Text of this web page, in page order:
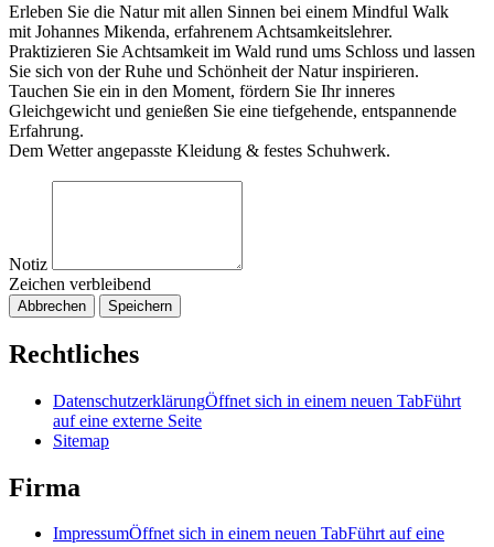
Erleben Sie die Natur mit allen Sinnen bei einem Mindful Walk
mit Johannes Mikenda, erfahrenem Achtsamkeitslehrer.
Praktizieren Sie Achtsamkeit im Wald rund ums Schloss und lassen
Sie sich von der Ruhe und Schönheit der Natur inspirieren.
Tauchen Sie ein in den Moment, fördern Sie Ihr inneres
Gleichgewicht und genießen Sie eine tiefgehende, entspannende
Erfahrung.
Dem Wetter angepasste Kleidung & festes Schuhwerk.
Notiz
Zeichen verbleibend
Abbrechen Speichern
Rechtliches
DatenschutzerklärungÖffnet sich in einem neuen TabFührt
auf eine externe Seite
Sitemap
Firma
ImpressumÖffnet sich in einem neuen TabFührt auf eine